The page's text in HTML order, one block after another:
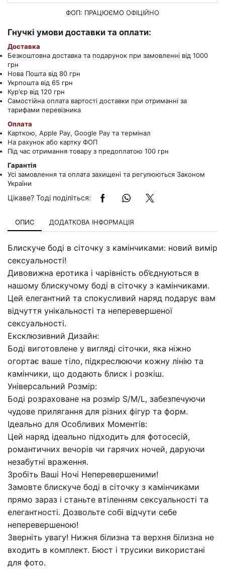
ФОП: ПРАЦЮЄМО ОФІЦІЙНО
Гнучкі умови доставки та оплати:
Доставка
Безкоштовна доставка та подарунок при замовленні від 1000
грн
Нова Пошта від 80 грн
Укрпошта від 65 грн
Кур'єр від 120 грн
Самостійна оплата вартості доставки при отриманні за
тарифами перевізника
Оплата
Карткою, Apple Pay, Google Pay та термінал
На рахунок або картку ФОП
Під час отримання товару з предоплатою 100 грн
Гарантія
Усі замовлення та оплата захищені та регулюються Законом
України
Цікаве? Тоді поділіться:
ОПИС ДОДАТКОВА ІНФОРМАЦІЯ
Блискуче боді в сіточку з камінчиками: новий вимір
сексуальності!
Дивовижна еротика і чарівність об’єднуються в
нашому блискучому боді в сіточку з камінчиками.
Цей елегантний та спокусливий наряд подарує вам
відчуття унікальності та неперевершеної
сексуальності.
Ексклюзивний Дизайн:
Боді виготовлене у вигляді сіточки, яка ніжно
огортає ваше тіло, підкреслюючи кожну лінію та
камінчики, що додають блиск і розкіш.
Універсальний Розмір:
Боді розраховане на розмір S/M/L, забезпечуючи
чудове прилягання для різних фігур та форм.
Ідеально для Особливих Моментів:
Цей наряд ідеально підходить для фотосесій,
романтичних вечорів чи гарячих ночей, даруючи
незабутні враження.
Зробіть Ваші Ночі Неперевершеними!
Замовте блискуче боді в сіточку з камінчиками
прямо зараз і станьте втіленням сексуальності та
елегантності. Дозвольте собі відчути себе
неперевершеною!
Зверніть увагу! Нижня білизна та верхня білизна не
входить в комплект. Бюст і трусики використані
для фото.